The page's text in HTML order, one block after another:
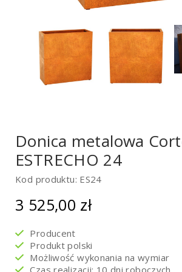
Donica metalowa
ESTRECHO 24
Kod produktu: ES24
3 525,00 zł
Producent
Produkt polski
Możliwość wykonania na wymiar
Czas realizacji: 10 dni roboczych